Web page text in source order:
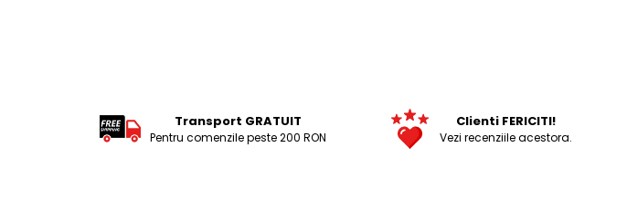
Tricouri Mesaje Virale
Tricouri Vesele
Transport GRATUIT
Pentru comenzile peste 200 RON
Clienti FERICITI!
Vezi recenziile acestora.